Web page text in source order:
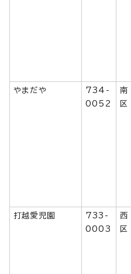
やまだや
734-
0052
南
区
打越愛児園
733-
0003
西
区